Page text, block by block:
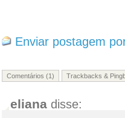
Enviar postagem
Comentários (1) Trackbacks &
eliana disse: